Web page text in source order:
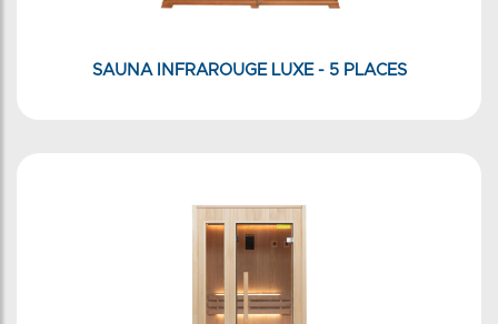
SAUNA INFRAROUGE LUXE - 5 PLACES